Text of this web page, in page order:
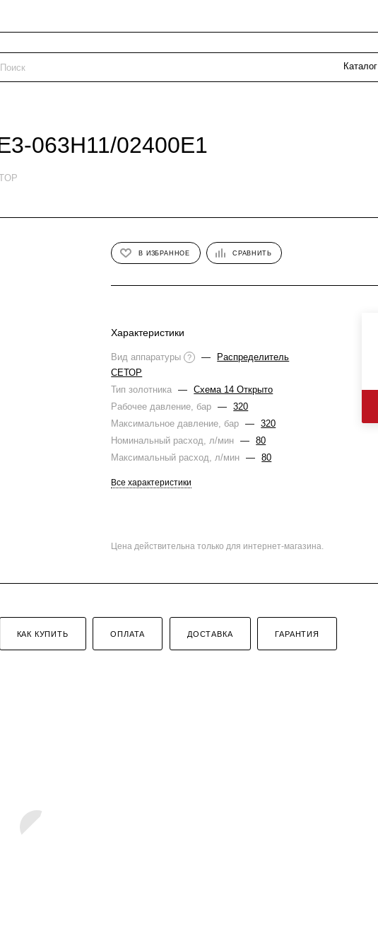
Каталог
063H11/02400E1
В ИЗБРАННОЕ СРАВНИТЬ
Характеристики
Вид аппаратуры ? —
Распределитель
СЕТОР
Тип золотника
—
Схема 14 Открыто
Рабочее давление, бар
—
320
Максимальное давление, бар
—
320
Номинальный расход, л/мин
—
80
Максимальный расход, л/мин
— 80
Все характеристики
Цена действительна только для интернет-магазина.
КАК КУПИТЬ ОПЛАТА ДОСТАВКА ГАРАНТИЯ